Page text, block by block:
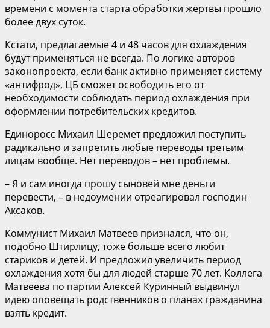
времени с момента старта обработки жертвы прошло
более двух суток.
Кстати, предлагаемые 4 и 48 часов для охлаждения
будут применяться не всегда. По логике авторов
законопроекта, если банк активно применяет систему
«антифрод», ЦБ сможет освободить его от
необходимости соблюдать период охлаждения при
оформлении потребительских кредитов.
Единоросс Михаил Шеремет предложил поступить
радикально и запретить любые переводы третьим
лицам вообще. Нет переводов – нет проблемы.
– Я и сам иногда прошу сыновей мне деньги
перевести, – в недоумении отреагировал господин
Аксаков.
Коммунист Михаил Матвеев признался, что он,
подобно Штирлицу, тоже больше всего любит
стариков и детей. И предложил увеличить период
охлаждения хотя бы для людей старше 70 лет. Коллега
Матвеева по партии Алексей Куринный выдвинул
идею оповещать родственников о планах гражданина
взять кредит.